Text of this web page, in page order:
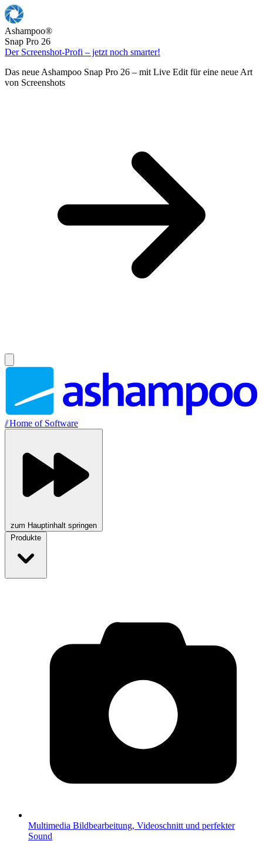
Ashampoo®
Snap Pro 26
Der Screenshot-Profi – jetzt noch smarter!
Das neue Ashampoo Snap Pro 26 – mit Live Edit für eine neue Art
von Screenshots
//Home of Software
zum Hauptinhalt springen
Produkte
Multimedia Bildbearbeitung, Videoschnitt und perfekter
Sound